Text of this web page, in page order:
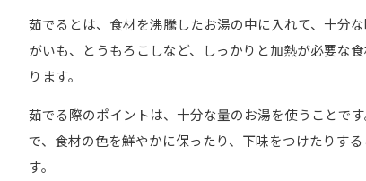
茹でるとは、食材を沸騰したお湯の中に入れて、十分
がいも、とうもろこしなど、しっかりと加熱が必要な
ります。
茹でる際のポイントは、十分な量のお湯を使うことで
で、食材の色を鮮やかに保ったり、下味をつけたりす
す。